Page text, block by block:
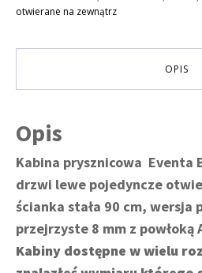
drzwi
stała
otwierane na zewnątrz
OPIS
Opis
Kabina prysznicowa Eventa
drzwi lewe pojedyncze
ścianka stała 90 cm, wersja
przejrzyste 8 mm z powłoką
Kabiny dostępne w wielu